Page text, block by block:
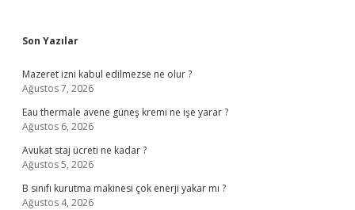
Sidebar
Son Yazılar
Mazeret izni kabul edilmezse ne olur ?
Ağustos 7, 2026
Eau thermale avene güneş kremi ne işe yarar ?
Ağustos 6, 2026
Avukat staj ücreti ne kadar ?
Ağustos 5, 2026
B sınıfı kurutma makinesi çok enerji yakar mı ?
Ağustos 4, 2026